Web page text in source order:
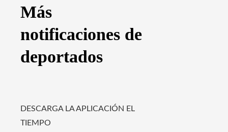
Más
notificaciones de
deportados
DESCARGA LA APLICACIÓN EL
TIEMPO